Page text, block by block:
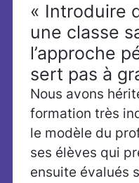
« Introduire
une classe
l’approche
sert pas à
Nous avons
formation très
le modèle du
ses élèves qui
ensuite évalués